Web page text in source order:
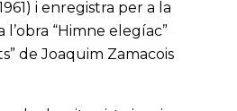
i enregistra per a la
“Himne elegíac”
de Joaquim Zamacois